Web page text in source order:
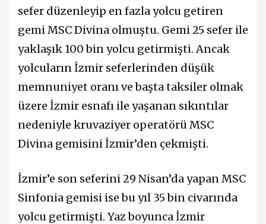
sefer düzenleyip en fazla yolcu getiren
gemi MSC Divina olmuştu. Gemi 25 sefer ile
yaklaşık 100 bin yolcu getirmişti. Ancak
yolcuların İzmir seferlerinden düşük
memnuniyet oranı ve başta taksiler olmak
üzere İzmir esnafı ile yaşanan sıkıntılar
nedeniyle kruvaziyer operatörü MSC
Divina gemisini İzmir’den çekmişti.
İzmir’e son seferini 29 Nisan’da yapan MSC
Sinfonia gemisi ise bu yıl 35 bin civarında
yolcu getirmişti. Yaz boyunca İzmir